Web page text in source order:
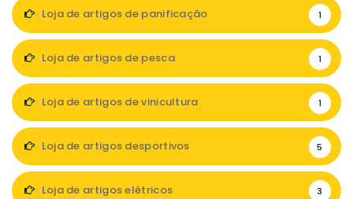
Loja de artigos de panificação 1
Loja de artigos de pesca 1
Loja de artigos de vinicultura 1
Loja de artigos desportivos 5
Loja de artigos elétricos 3